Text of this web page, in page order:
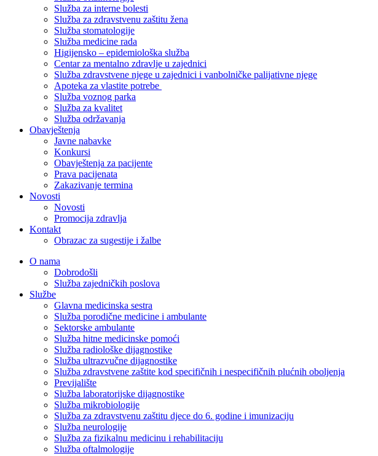
Služba za interne bolesti
Služba za zdravstvenu zaštitu žena
Služba stomatologije
Služba medicine rada
Higijensko – epidemiološka služba
Centar za mentalno zdravlje u zajednici
Služba zdravstvene njege u zajednici i vanbolničke palijativne njege
Apoteka za vlastite potrebe
Služba voznog parka
Služba za kvalitet
Služba održavanja
Obavještenja
Javne nabavke
Konkursi
Obavještenja za pacijente
Prava pacijenata
Zakazivanje termina
Novosti
Novosti
Promocija zdravlja
Kontakt
Obrazac za sugestije i žalbe
O nama
Dobrodošli
Služba zajedničkih poslova
Službe
Glavna medicinska sestra
Služba porodične medicine i ambulante
Sektorske ambulante
Služba hitne medicinske pomoći
Služba radiološke dijagnostike
Služba ultrazvučne dijagnostike
Služba zdravstvene zaštite kod specifičnih i nespecifičnih plućnih oboljenja
Previjalište
Služba laboratorijske dijagnostike
Služba mikrobiologije
Služba za zdravstvenu zaštitu djece do 6. godine i imunizaciju
Služba neurologije
Služba za fizikalnu medicinu i rehabilitaciju
Služba oftalmologije